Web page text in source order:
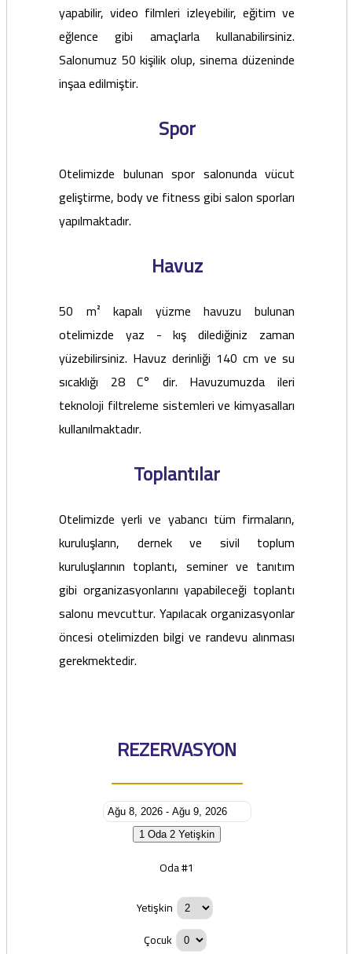
yapabilir, video filmleri izleyebilir, eğitim ve
eğlence gibi amaçlarla kullanabilirsiniz.
Salonumuz 50 kişilik olup, sinema düzeninde
inşaa edilmiştir.
Spor
Otelimizde bulunan spor salonunda vücut
geliştirme, body ve fitness gibi salon sporları
yapılmaktadır.
Havuz
50 m² kapalı yüzme havuzu bulunan
otelimizde yaz - kış dilediğiniz zaman
yüzebilirsiniz. Havuz derinliği 140 cm ve su
sıcaklığı 28 C° dir. Havuzumuzda ileri
teknoloji filtreleme sistemleri ve kimyasalları
kullanılmaktadır.
Toplantılar
Otelimizde yerli ve yabancı tüm firmaların,
kuruluşların, dernek ve sivil toplum
kuruluşlarının toplantı, seminer ve tanıtım
gibi organizasyonlarını yapabileceği toplantı
salonu mevcuttur. Yapılacak organizasyonlar
öncesi otelimizden bilgi ve randevu alınması
gerekmektedir.
REZERVASYON
1 Oda 2 Yetişkin
Oda #1
Yetişkin
Çocuk